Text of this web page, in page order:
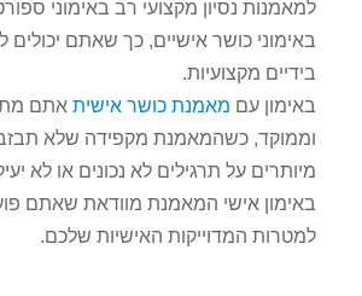
למאמנות נסיון מקצועי רב באימוני
באימוני כושר אישיים, כך שאתם יכולים
בידיים מקצועיות.
באימון עם מאמנת כושר אישית אתם
וממוקד, כשהמאמנת מקפידה שלא
מיותרים על תרגילים לא נכונים או לא
באימון אישי המאמנת מוודאת שאתם
למטרות המדוייקות האישיות שלכם.